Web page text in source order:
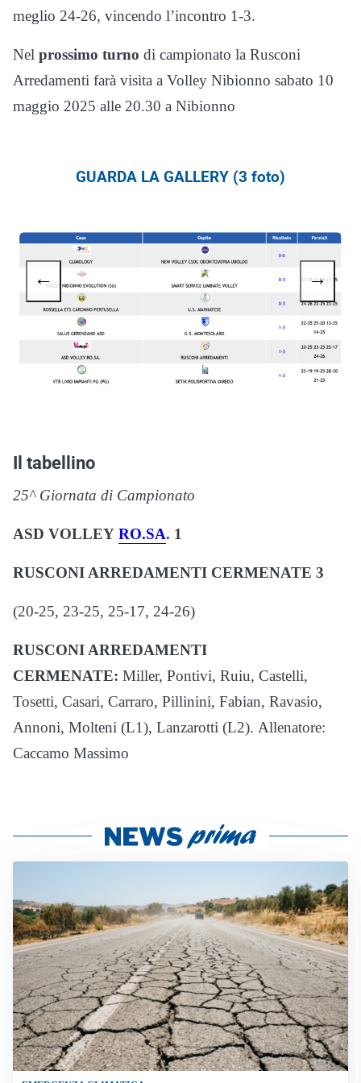
meglio 24-26, vincendo l’incontro 1-3.
Nel prossimo turno di campionato la Rusconi
Arredamenti farà visita a Volley Nibionno sabato 10
maggio 2025 alle 20.30 a Nibionno
GUARDA LA GALLERY (3 foto)
← →
Il tabellino
25^ Giornata di Campionato
ASD VOLLEY RO.SA. 1
RUSCONI ARREDAMENTI CERMENATE 3
(20-25, 23-25, 25-17, 24-26)
RUSCONI ARREDAMENTI
CERMENATE: Miller, Pontivi, Ruiu, Castelli,
Tosetti, Casari, Carraro, Pillinini, Fabian, Ravasio,
Annoni, Molteni (L1), Lanzarotti (L2). Allenatore:
Caccamo Massimo